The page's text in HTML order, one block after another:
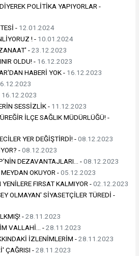
POLİTİKA YAPIYORLAR -
- 12.01.2024
! - 10.01.2024
-23.12.2023
OLDU! - 16.12.2023
HABERİ YOK - 16.12.2023
16.12.2023
SESSİZLİK - 11.12.2023
İLÇE SAĞLIK MÜDÜRLÜĞÜ! -
YER DEĞİŞTİRDİ! -08.12.2023
-08.12.2023
DEZAVANTAJLARI… -08.12.2023
OKUYOR -05.12.2023
FIRSAT KALMIYOR -02.12.2023
OLMAYAN' SİYASETÇİLER TÜREDİ -
-28.11.2023
VALLAHİ… -28.11.2023
İZLENİMLERİM -28.11.2023
ÇAĞRISI -28.11.2023